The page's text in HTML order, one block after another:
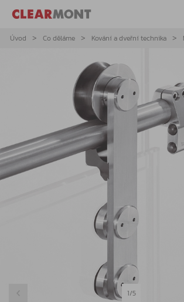
Úvod Co děláme Kování a dveřní technika
1/5